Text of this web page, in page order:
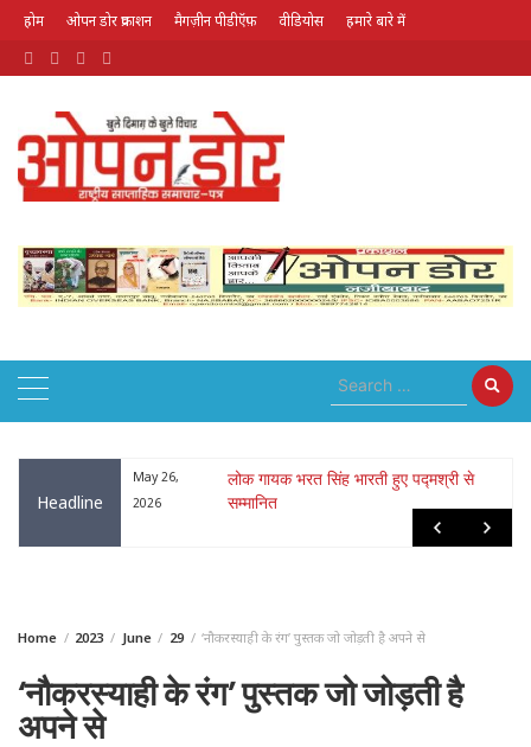
होम ओपन डोर प्रकाशन मैगज़ीन पीडीऍफ़ वीडियोस हमारे बारे में
Headline
May 26,
2026
लोक गायक भरत सिंह भारती हुए पद्मश्री से
सम्मानित
Home 2023 June 29 ‘नौकरस्याही के रंग’ पुस्तक जो जोड़ती है अपने से
‘नौकरस्याही के रंग’ पुस्तक जो जोड़ती है
अपने से